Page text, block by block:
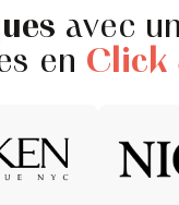
avec
en Click